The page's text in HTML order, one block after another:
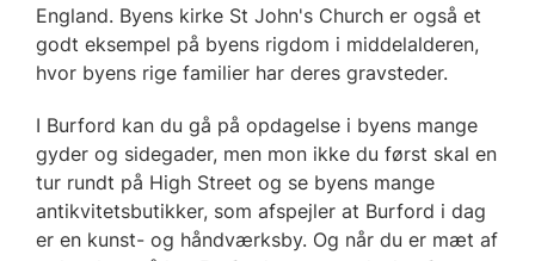
England. Byens kirke St John's Church er også et
godt eksempel på byens rigdom i middelalderen,
hvor byens rige familier har deres gravsteder.
I Burford kan du gå på opdagelse i byens mange
gyder og sidegader, men mon ikke du først skal en
tur rundt på High Street og se byens mange
antikvitetsbutikker, som afspejler at Burford i dag
er en kunst- og håndværksby. Og når du er mæt af